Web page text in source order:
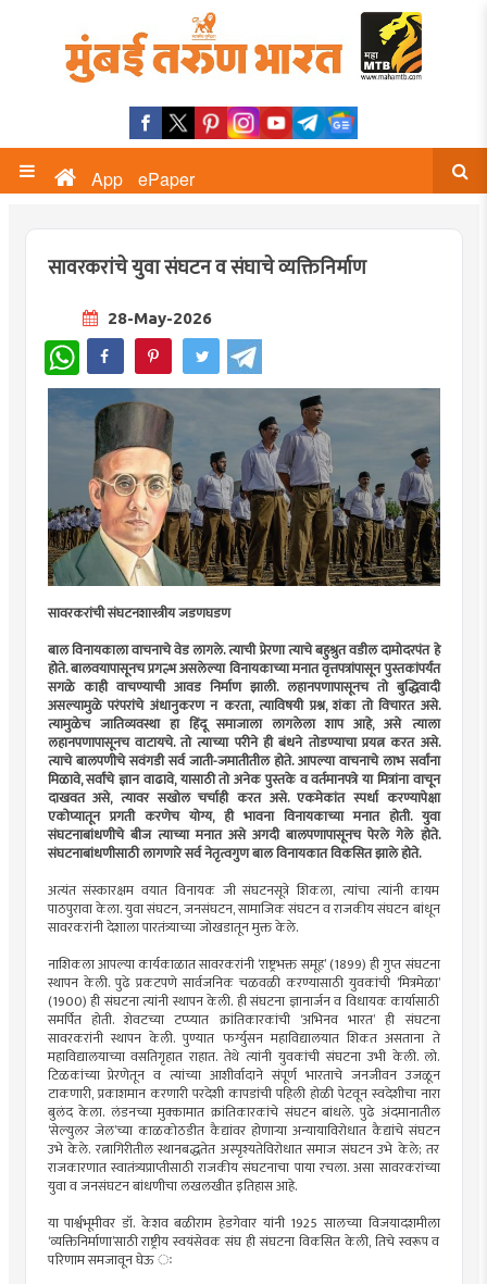
App ePaper
सावरकरांचे युवा संघटन व संघाचे व्यक्तिनिर्माण
28-May-2026
WhatsApp
सावरकरांची संघटनशास्त्रीय जडणघडण
बाल विनायकाला वाचनाचे वेड लागले. त्याची प्रेरणा त्याचे बहुश्रुत वडील दामोदरपंत हे
होते. बालवयापासूनच प्रगल्भ असलेल्या विनायकाच्या मनात वृत्तपत्रांपासून पुस्तकांपर्यंत
सगळे काही वाचण्याची आवड निर्माण झाली. लहानपणापासूनच तो बुद्धिवादी
असल्यामुळे परंपरांचे अंधानुकरण न करता, त्याविषयी प्रश्न, शंका तो विचारत असे.
त्यामुळेच जातिव्यवस्था हा हिंदू समाजाला लागलेला शाप आहे, असे त्याला
लहानपणापासूनच वाटायचे. तो त्याच्या परीने ही बंधने तोडण्याचा प्रयत्न करत असे.
त्याचे बालपणीचे सवंगडी सर्व जाती-जमातीतील होते. आपल्या वाचनाचे लाभ सर्वांना
मिळावे, सर्वांचे ज्ञान वाढावे, यासाठी तो अनेक पुस्तके व वर्तमानपत्रे या मित्रांना वाचून
दाखवत असे, त्यावर सखोल चर्चाही करत असे. एकमेकांत स्पर्धा करण्यापेक्षा
एकोप्यातून प्रगती करणेच योग्य, ही भावना विनायकाच्या मनात होती. युवा
संघटनाबांधणीचे बीज त्याच्या मनात असे अगदी बालपणापासूनच पेरले गेले होते.
संघटनाबांधणीसाठी लागणारे सर्व नेतृत्वगुण बाल विनायकात विकसित झाले होते.
अत्यंत संस्कारक्षम वयात विनायक जी संघटनसूत्रे शिकला, त्यांचा त्यांनी कायम
पाठपुरावा केला. युवा संघटन, जनसंघटन, सामाजिक संघटन व राजकीय संघटन बांधून
सावरकरांनी देशाला पारतंत्र्याच्या जोखडातून मुक्त केले.
नाशिकला आपल्या कार्यकाळात सावरकरांनी ‌‘राष्ट्रभक्त समूह‌’ (1899) ही गुप्त संघटना
स्थापन केली. पुढे प्रकटपणे सार्वजनिक चळवळी करण्यासाठी युवकांची ‌‘मित्रमेळा‌’
(1900) ही संघटना त्यांनी स्थापन केली. ही संघटना ज्ञानार्जन व विधायक कार्यासाठी
समर्पित होती. शेवटच्या टप्प्यात क्रांतिकारकांची ‌‘अभिनव भारत‌’ ही संघटना
सावरकरांनी स्थापन केली. पुण्यात फर्ग्युसन महाविद्यालयात शिकत असताना ते
महाविद्यालयाच्या वसतिगृहात राहात. तेथे त्यांनी युवकांची संघटना उभी केली. लो.
टिळकांच्या प्रेरणेतून व त्यांच्या आशीर्वादाने संपूर्ण भारताचे जनजीवन उजळून
टाकणारी, प्रकाशमान करणारी परदेशी कापडांची पहिली होळी पेटवून स्वदेशीचा नारा
बुलंद केला. लंडनच्या मुक्कामात क्रांतिकारकांचे संघटन बांधले. पुढे अंदमानातील
‌‘सेल्युलर जेल‌’च्या काळकोठडीत कैद्यांवर होणाऱ्या अन्यायाविरोधात कैद्यांचे संघटन
उभे केले. रत्नागिरीतील स्थानबद्धतेत अस्पृश्यतेविरोधात समाज संघटन उभे केले; तर
राजकारणात स्वातंत्र्यप्राप्तीसाठी राजकीय संघटनाचा पाया रचला. असा सावरकरांच्या
युवा व जनसंघटन बांधणीचा लखलखीत इतिहास आहे.
या पार्श्वभूमीवर डॉ. केशव बळीराम हेडगेवार यांनी 1925 सालच्या विजयादशमीला
‌‘व्यक्तिनिर्माणा‌’साठी राष्ट्रीय स्वयंसेवक संघ ही संघटना विकसित केली, तिचे स्वरूप व
परिणाम समजावून घेऊ ः